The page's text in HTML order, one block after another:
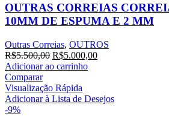
OUTRAS CORREIAS
10MM DE ESPUMA E 2 MM
Outras Correias, OUTROS
R$5.500,00 R$5.000,00
Adicionar ao carrinho
Comparar
Visualização Rápida
Adicionar à Lista de Desejos
-9%